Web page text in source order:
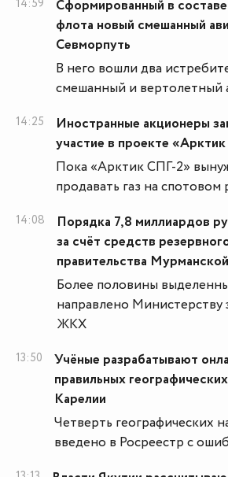
14:59
Сформированный в
флота новый смешанный
Севморпуть
В него вошли два
смешанный и вертолетный
14:25
Иностранные акционеры
участие в проекте
Пока «Арктик СПГ-2»
продавать газ на спотовом
14:08
Порядка 7,8 миллиардов
за счёт средств
правительства
Более половины
направлено Министерству
ЖКХ
13:50
Учёные разрабатывают
правильных
Карелии
Четверть географических
введено в Росреестр с